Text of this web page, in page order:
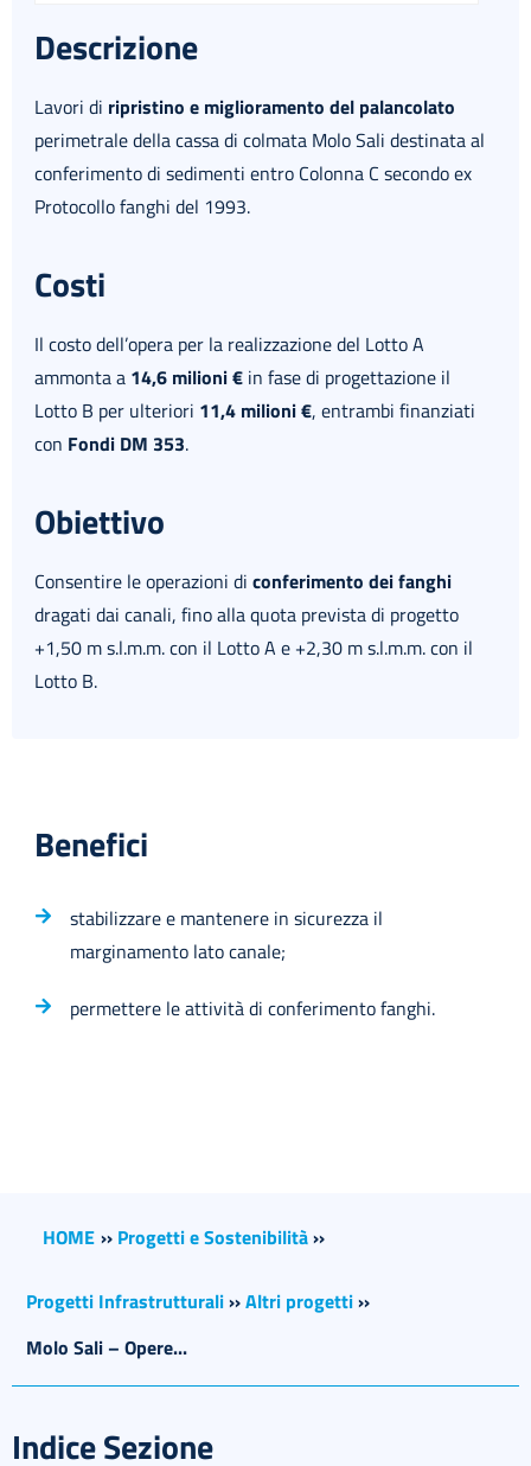
Descrizione
Lavori di ripristino e miglioramento del palancolato
perimetrale della cassa di colmata Molo Sali destinata al
conferimento di sedimenti entro Colonna C secondo ex
Protocollo fanghi del 1993.
Costi
Il costo dell’opera per la realizzazione del Lotto A
ammonta a 14,6 milioni € in fase di progettazione il
Lotto B per ulteriori 11,4 milioni €, entrambi finanziati
con Fondi DM 353.
Obiettivo
Consentire le operazioni di conferimento dei fanghi
dragati dai canali, fino alla quota prevista di progetto
+1,50 m s.l.m.m. con il Lotto A e +2,30 m s.l.m.m. con il
Lotto B.
Benefici
stabilizzare e mantenere in sicurezza il
marginamento lato canale;
permettere le attività di conferimento fanghi.
HOME ›› Progetti e Sostenibilità››
Progetti Infrastrutturali››Altri progetti››
Molo Sali – Opere...
Indice Sezione